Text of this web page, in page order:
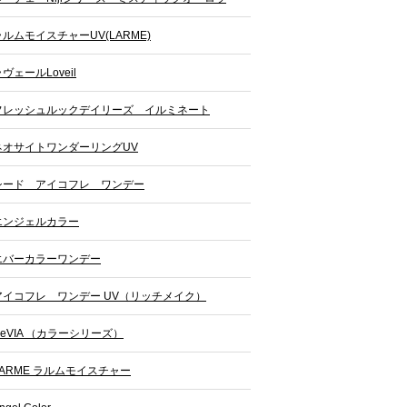
ルムモイスチャーUV(LARME)
ヴェールLoveil
レッシュルックデイリーズ イルミネート
オサイトワンダーリングUV
ード アイコフレ ワンデー
ンジェルカラー
バーカラーワンデー
イコフレ ワンデー UV（リッチメイク）
（カラーシリーズ）
ラルムモイスチャー